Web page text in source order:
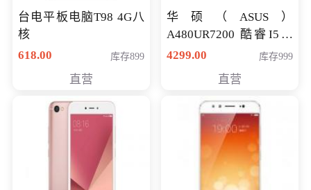
台电平板电脑T98 4G八
核
618.00
库存899
直营
华硕（ASUS）
A480UR7200 酷睿I5超
薄学生办公游戏独显笔
NV930-2G独
4299.00 库存999
直营